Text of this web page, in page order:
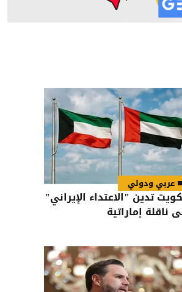
عربي ودولي
تدين "الاعتداء الإيراني"
ناقلة إماراتية